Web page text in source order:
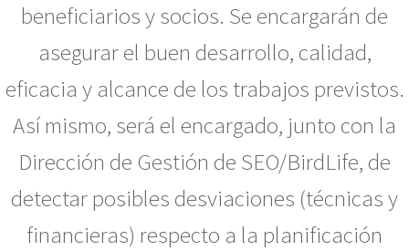
beneficiarios y socios. Se encargarán de
asegurar el buen desarrollo, calidad,
eficacia y alcance de los trabajos previstos.
Así mismo, será el encargado, junto con la
Dirección de Gestión de SEO/BirdLife, de
detectar posibles desviaciones (técnicas y
financieras) respecto a la planificación